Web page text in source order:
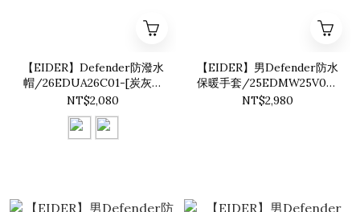
【EIDER】Defender防潑水
帽/26EDUA26C01-[炭灰、
卡其綠]
NT$2,080
【EIDER】男Defender防水
保暖手套/25EDMW25V06-
[經典黑]
NT$2,980